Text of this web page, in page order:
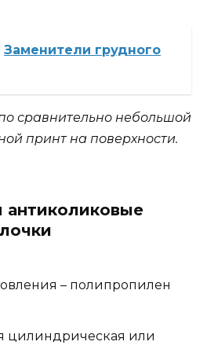
Заменители грудного
сравнительно небольшой
принт на поверхности.
– полипропилен
цилиндрическая или